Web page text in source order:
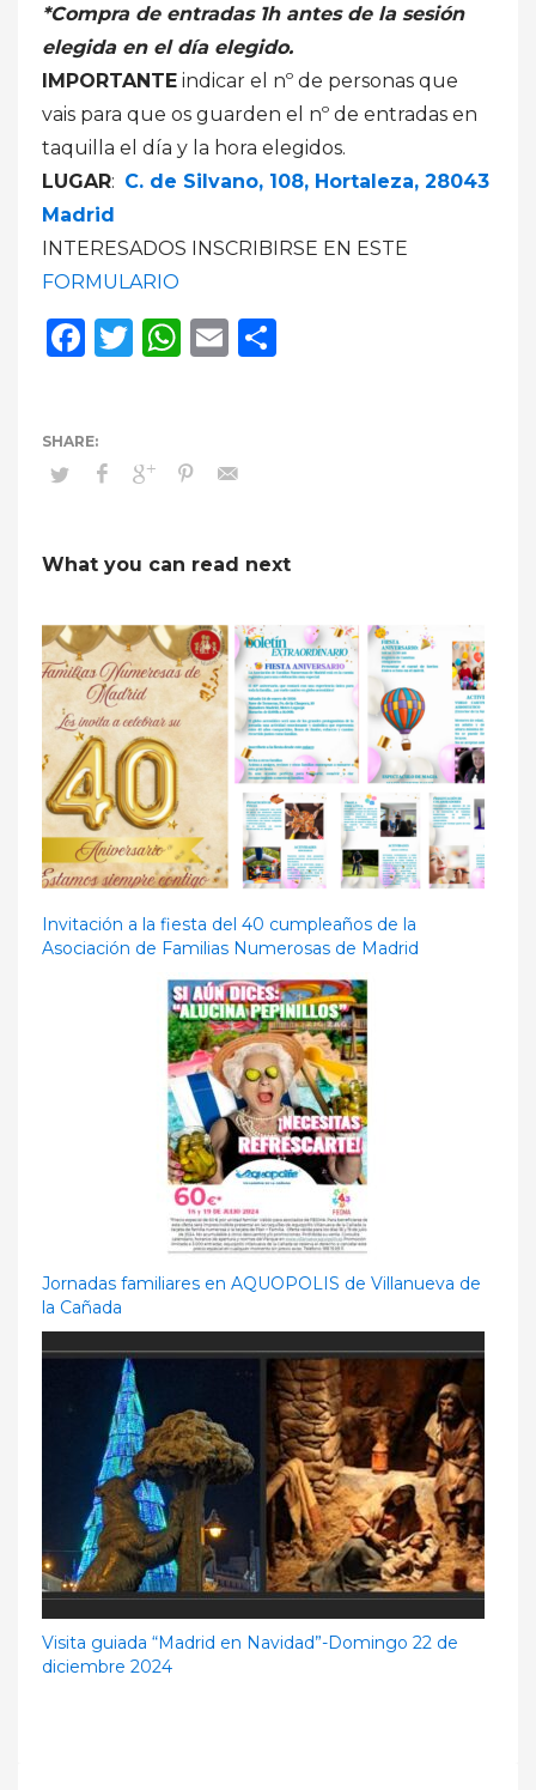
*Compra de entradas 1h antes de la sesión
elegida en el día elegido.
IMPORTANTE indicar el nº de personas que
vais para que os guarden el nº de entradas en
taquilla el día y la hora elegidos.
LUGAR: C. de Silvano, 108, Hortaleza, 28043
Madrid
INTERESADOS INSCRIBIRSE EN ESTE
FORMULARIO
Facebook
Twitter
WhatsApp
Email
What you can read next
Invitación a la fiesta del 40 cumpleaños de la
Asociación de Familias Numerosas de Madrid
Jornadas familiares en AQUOPOLIS de Villanueva de
la Cañada
Visita guiada “Madrid en Navidad”-Domingo 22 de
diciembre 2024